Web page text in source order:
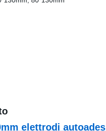
elettrodi